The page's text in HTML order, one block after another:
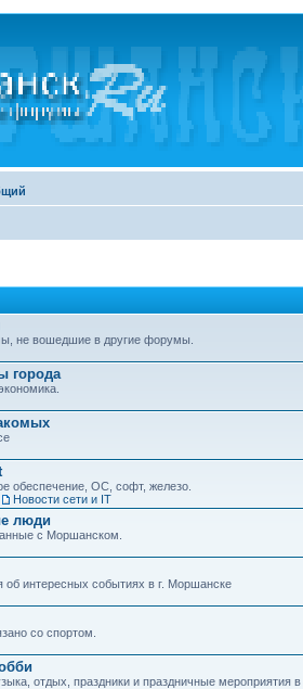
не вошедшие в другие форумы.
города
обеспечение, ОС, софт, железо.
Новости сети и IT
люди
с Моршанском.
об интересных событиях в г. Моршанске
со спортом.
отдых, праздники и праздничные мероприятия